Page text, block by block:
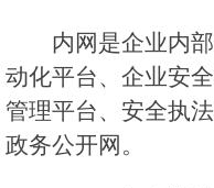
内网是企业内
动化平台、企业安
管理平台、安全执
政务公开网。